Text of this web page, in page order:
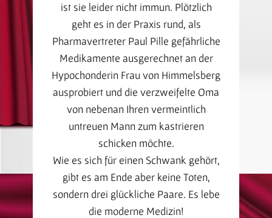
ist sie leider nicht immun. Plötzlich
geht es in der Praxis rund, als
Pharmavertreter Paul Pille gefährliche
Medikamente ausgerechnet an der
Hypochonderin Frau von Himmelsberg
ausprobiert und die verzweifelte Oma
von nebenan Ihren vermeintlich
untreuen Mann zum kastrieren
schicken möchte.
Wie es sich für einen Schwank gehört,
gibt es am Ende aber keine Toten,
sondern drei glückliche Paare. Es lebe
die moderne Medizin!